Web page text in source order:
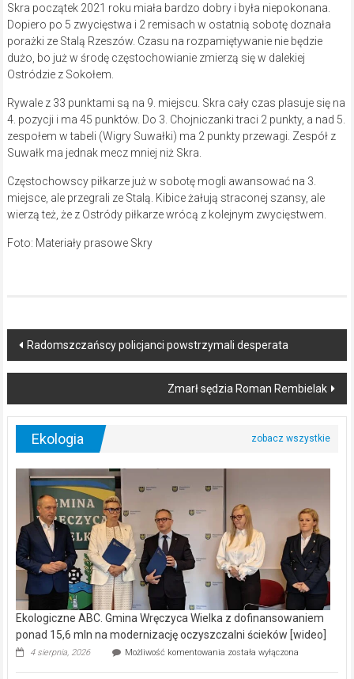
Skra początek 2021 roku miała bardzo dobry i była niepokonana.
Dopiero po 5 zwycięstwa i 2 remisach w ostatnią sobotę doznała
porażki ze Stalą Rzeszów. Czasu na rozpamiętywanie nie będzie
dużo, bo już w środę częstochowianie zmierzą się w dalekiej
Ostródzie z Sokołem.
Rywale z 33 punktami są na 9. miejscu. Skra cały czas plasuje się na
4. pozycji i ma 45 punktów. Do 3. Chojniczanki traci 2 punkty, a nad 5.
zespołem w tabeli (Wigry Suwałki) ma 2 punkty przewagi. Zespół z
Suwałk ma jednak mecz mniej niż Skra.
Częstochowscy piłkarze już w sobotę mogli awansować na 3.
miejsce, ale przegrali ze Stalą. Kibice żałują straconej szansy, ale
wierzą też, że z Ostródy piłkarze wrócą z kolejnym zwycięstwem.
Foto: Materiały prasowe Skry
Post
navigation
Radomszczańscy policjanci powstrzymali desperata
Zmarł sędzia Roman Rembielak
Ekologia
Ekologiczne ABC. Gmina Wręczyca Wielka z dofinansowaniem
ponad 15,6 mln na modernizację oczyszczalni ścieków [wideo]
4 sierpnia, 2026 Możliwość komentowania Ekologiczne
została wyłączona